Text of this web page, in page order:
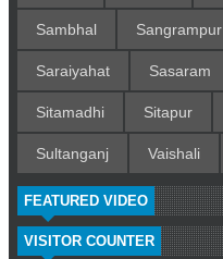
Sambhal Sangrampur
Saraiyahat Sasaram
Sitamadhi Sitapur
Sultanganj Vaishali
FEATURED VIDEO
VISITOR COUNTER